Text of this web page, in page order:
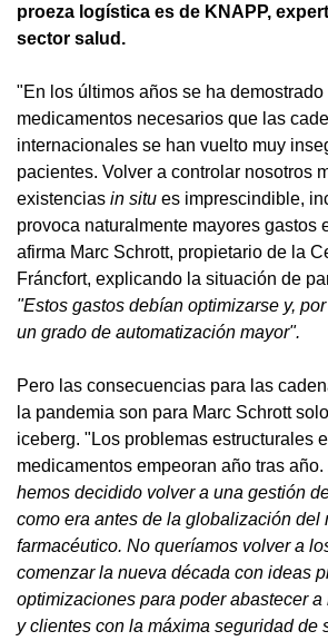
proeza logística es de KNAPP,
sector salud.
"En los últimos años se ha
medicamentos necesarios que las
internacionales se han vuelto muy
pacientes. Volver a controlar nosotros
existencias in situ es imprescindible,
provoca naturalmente mayores gastos
afirma Marc Schrott, propietario de la
Fráncfort, explicando la situación de
"Estos gastos debían optimizarse y,
un grado de automatización mayor".
Pero las consecuencias para las
la pandemia son para Marc Schrott
iceberg. "Los problemas estructurales
medicamentos empeoran año tras año.
hemos decidido volver a una gestión
como era antes de la globalización del
farmacéutico. No queríamos volver a
comenzar la nueva década con ideas
optimizaciones para poder abastecer
y clientes con la máxima seguridad de